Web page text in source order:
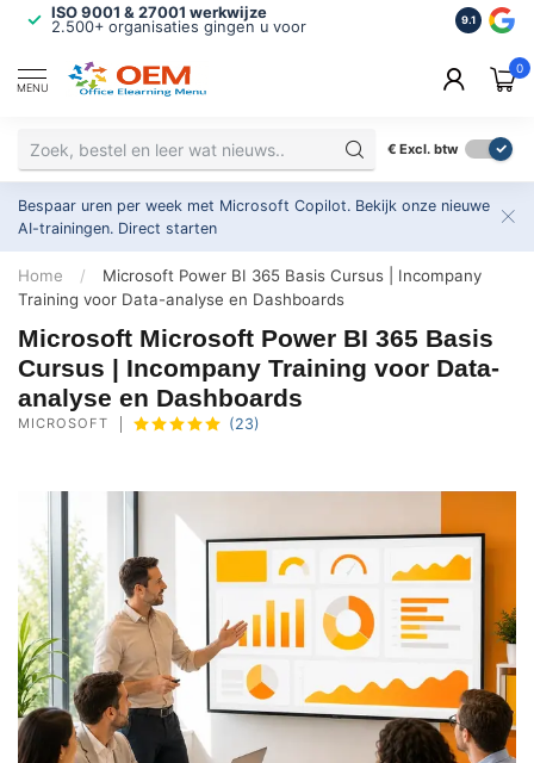
ISO 9001 & 27001 werkwijze
2.500+ organisaties gingen u voor
Altijd op
9.1
MENU
0
€ Excl. btw
Bespaar uren per week met Microsoft Copilot. Bekijk onze nieuwe
AI-trainingen. Direct starten
Home /
Microsoft Power BI 365 Basis Cursus | Incompany
Training voor Data-analyse en Dashboards
Microsoft Microsoft Power BI 365 Basis
Cursus | Incompany Training voor Data-
analyse en Dashboards
MICROSOFT (23)